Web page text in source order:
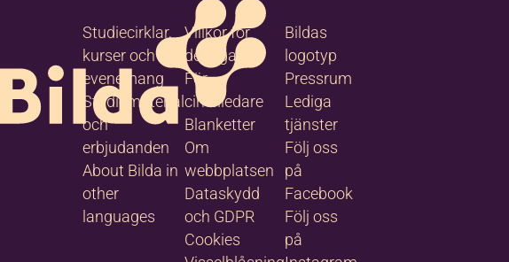
Studiecirklar,
kurser och
evenemang
Studiematerial
och
erbjudanden
About Bilda in
other
languages
Villkor för
deltagare
För
cirkelledare
Blanketter
Om
webbplatsen
Dataskydd
och GDPR
Cookies
Bildas
logotyp
Pressrum
Lediga
tjänster
Följ oss
på
Facebook
Följ oss
på